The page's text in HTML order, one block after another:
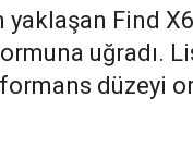
yaklaşan Find
uğradı.
düzeyi